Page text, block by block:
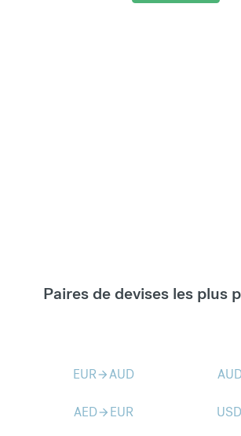
Paires de devises les plus
EURarrow_forwardAUD
AEDarrow_forward EUR USD